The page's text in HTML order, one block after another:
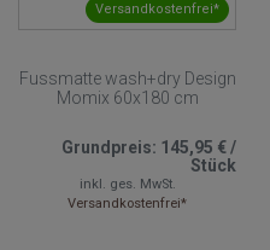
Versandkostenfrei*
Fussmatte wash+dry Design
Momix 60x180 cm
Grundpreis: 145,95 €/
Stück
inkl. ges. MwSt.
Versandkostenfrei*